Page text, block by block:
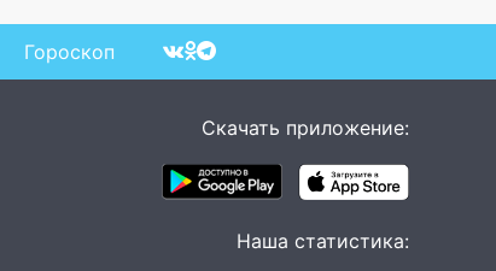
Гороскоп
Скачать приложение:
Наша статистика: